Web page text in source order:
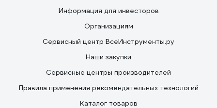
Информация для инвесторов
Организациям
Сервисный центр ВсеИнструменты.ру
Наши закупки
Сервисные центры производителей
Правила применения рекомендательных технологий
Каталог товаров